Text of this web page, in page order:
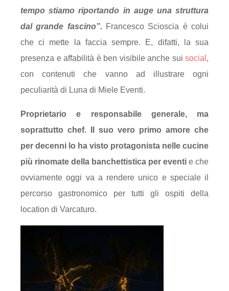
tempo stiamo riportando in auge una struttura
dal grande fascino”. Francesco Scioscia è colui
che ci mette la faccia sempre. E, difatti, la sua
presenza e affabilità è ben visibile anche sui social ,
con contenuti che vanno ad illustrare ogni
peculiarità di Luna di Miele Eventi.
Proprietario e responsabile generale, ma
soprattutto chef. Il suo vero primo amore che
per decenni lo ha visto protagonista nelle cucine
più rinomate della banchettistica per eventi e che
ovviamente oggi va a rendere unico e speciale il
percorso gastronomico per tutti gli ospiti della
location di Varcaturo.